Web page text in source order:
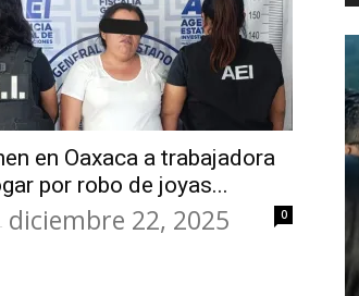
en Oaxaca a trabajadora
por robo de joyas...
- diciembre 22, 2025 0